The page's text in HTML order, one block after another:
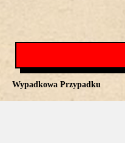
Wypadkowa Przypadku